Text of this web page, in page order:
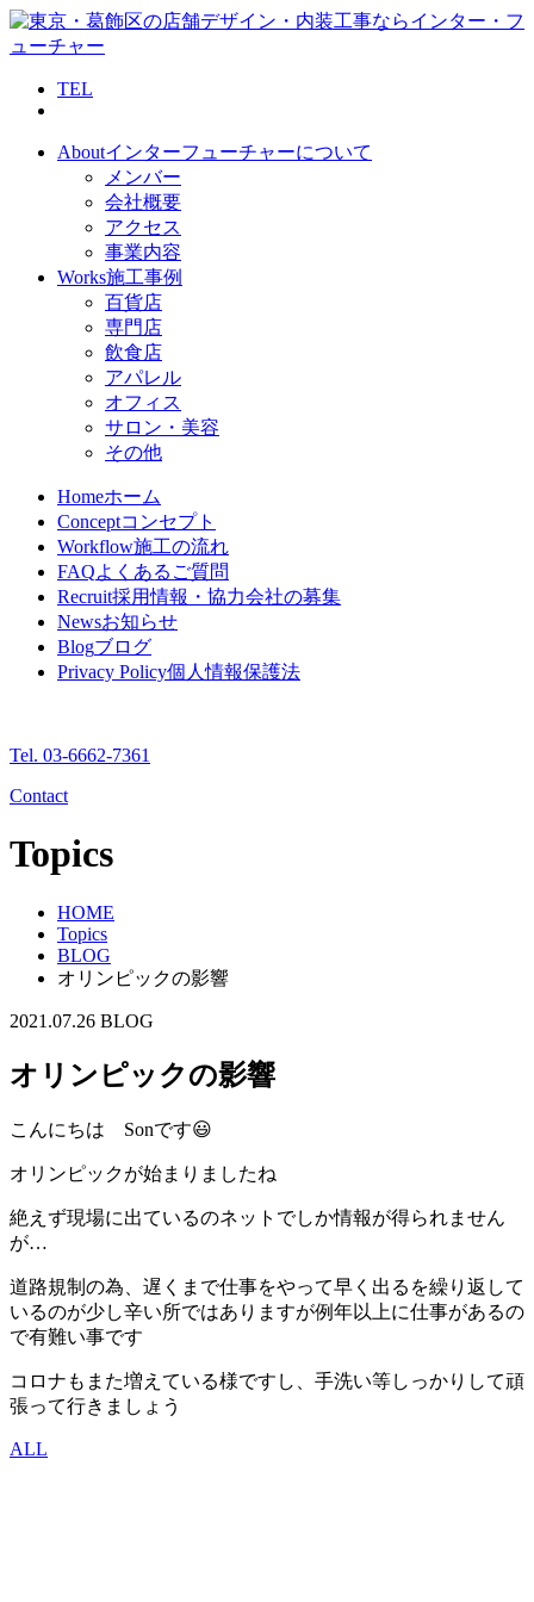
TEL
Aboutインターフューチャーについて
メンバー
会社概要
アクセス
事業内容
Works施工事例
百貨店
専門店
飲食店
アパレル
オフィス
サロン・美容
その他
Homeホーム
Conceptコンセプト
Workflow施工の流れ
FAQよくあるご質問
Recruit採用情報・協力会社の募集
Newsお知らせ
Blogブログ
Privacy Policy個人情報保護法
Tel. 03-6662-7361
Contact
Topics
HOME
Topics
BLOG
オリンピックの影響
2021.07.26 BLOG
オリンピックの影響
こんにちは Sonです😃
オリンピックが始まりましたね
絶えず現場に出ているのネットでしか情報が得られません
が…
道路規制の為、遅くまで仕事をやって早く出るを繰り返して
いるのが少し辛い所ではありますが例年以上に仕事があるの
で有難い事です
コロナもまた増えている様ですし、手洗い等しっかりして頑
張って行きましょう
ALL